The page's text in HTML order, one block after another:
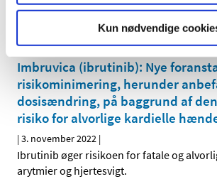
Kun nødvendige
Lægemiddelstyrelsen har påbegyndt
det elektroniske underskriftssystem
Imbruvica (ibrutinib): Nye
risikominimering, herunder
dosisændring, på baggrund af
risiko for alvorlige kardielle
|3. november 2022 |
Ibrutinib øger risikoen for fatale og
arytmier og hjertesvigt.